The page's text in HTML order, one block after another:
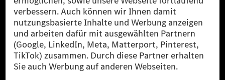
[2] Renewable Charging ist ein integraler Bestandteil von MB.CHARGE
Public in Europa, den USA, Kanada und China. Sofern an der jeweiligen
Ladestation noch kein Strom aus erneuerbaren Energien vorliegt,
verwendet Renewable Charging Grünstromzertifikate*. Diese stellen
sicher, dass für Ladevorgänge über MB.CHARGE Public eine äquivalente
Strommenge aus erneuerbaren Energien ins Stromnetz eingespeist wird.
Sie stammen ausschließlich aus Wind- und Solarkraftanlagen, die jünger
als sechs Jahre sind.
* Inkl. EKOenergy Ökolabel